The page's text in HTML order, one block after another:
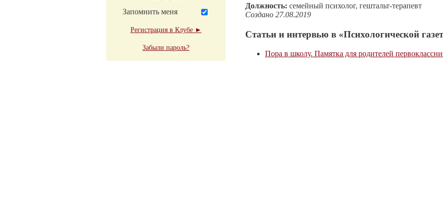
Запомнить меня
Регистрация в Клубе ►
Забыли пароль?
Должность: семейный психолог, гештальт-терапевт
Создано 27.08.2019
Статьи и интервью в «Психологической
Пора в школу. Памятка для родителей